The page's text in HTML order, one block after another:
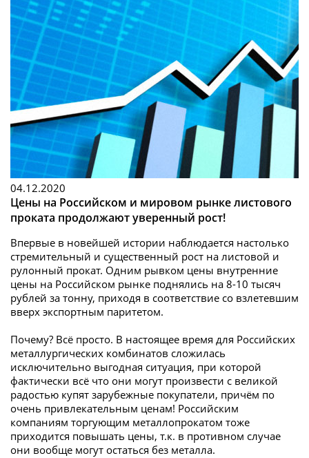
04.12.2020
Цены на Российском и мировом рынке листового
проката продолжают уверенный рост!
Впервые в новейшей истории наблюдается настолько
стремительный и существенный рост на листовой и
рулонный прокат. Одним рывком цены внутренние
цены на Российском рынке поднялись на 8-10 тысяч
рублей за тонну, приходя в соответствие со взлетевшим
вверх экспортным паритетом.
Почему? Всё просто. В настоящее время для Российских
металлургических комбинатов сложилась
исключительно выгодная ситуация, при которой
фактически всё что они могут произвести с великой
радостью купят зарубежные покупатели, причём по
очень привлекательным ценам! Российским
компаниям торгующим металлопрокатом тоже
приходится повышать цены, т.к. в противном случае
они вообще могут остаться без металла.